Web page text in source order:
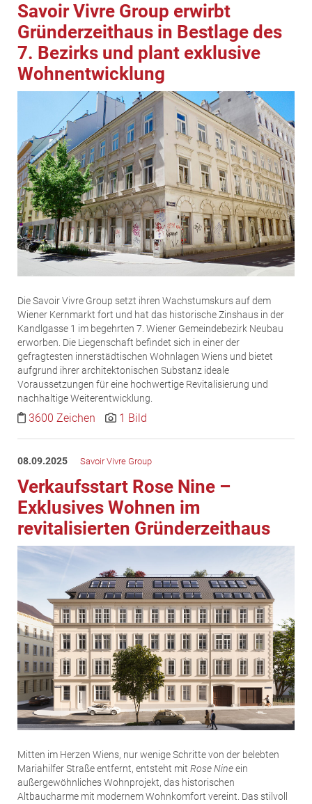
Schwabenhaus
STEUP Realitäten
STIX + Partner
teamneunzehn
Verband Österreichischer Versicherungsmakler
Weinrauch Rechtsanwälte
WINEGG Realitäten
ZEHA Real Estate
Media
Pressekontakt
Savoir Vivre Group erwirbt
Gründerzeithaus in Bestlage des
7. Bezirks und plant exklusive
Wohnentwicklung
Die Savoir Vivre Group setzt ihren Wachstumskurs auf dem
Wiener Kernmarkt fort und hat das historische Zinshaus in der
Kandlgasse 1 im begehrten 7. Wiener Gemeindebezirk Neubau
erworben. Die Liegenschaft befindet sich in einer der
gefragtesten innerstädtischen Wohnlagen Wiens und bietet
aufgrund ihrer architektonischen Substanz ideale
Voraussetzungen für eine hochwertige Revitalisierung und
nachhaltige Weiterentwicklung.
3600 Zeichen 1 Bild
08.09.2025 Savoir Vivre Group
Verkaufsstart Rose Nine –
Exklusives Wohnen im
revitalisierten Gründerzeithaus
Mitten im Herzen Wiens, nur wenige Schritte von der belebten
Mariahilfer Straße entfernt, entsteht mit Rose Nineein
außergewöhnliches Wohnprojekt, das historischen
Altbaucharme mit modernem Wohnkomfort vereint. Das stilvoll